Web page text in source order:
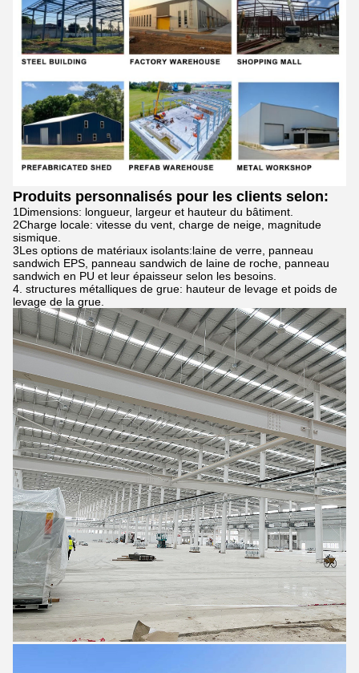
Produits personnalisés pour les clients selon:
1Dimensions: longueur, largeur et hauteur du bâtiment.
2Charge locale: vitesse du vent, charge de neige, magnitude
sismique.
3Les options de matériaux isolants:laine de verre, panneau
sandwich EPS, panneau sandwich de laine de roche, panneau
sandwich en PU et leur épaisseur selon les besoins.
4. structures métalliques de grue: hauteur de levage et poids de
levage de la grue.